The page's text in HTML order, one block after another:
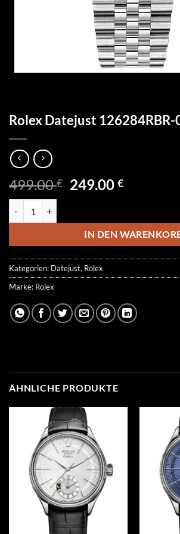
Rolex Datejust 126284RBR-
499.00€ Ursprünglicher
499.00 €
249.00€Aktueller
249.00
IN DEN
Kategorien: Datejust, Rolex
Marke: Rolex
ÄHNLICHE PRODUKTE